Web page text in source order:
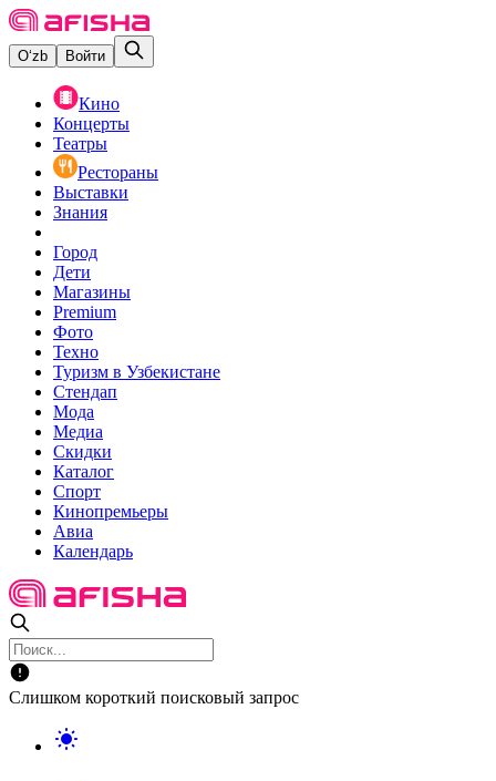
O‘zb Войти
Кино
Концерты
Театры
Рестораны
Выставки
Знания
Город
Дети
Магазины
Premium
Фото
Техно
Туризм в Узбекистане
Стендап
Мода
Медиа
Скидки
Каталог
Спорт
Кинопремьеры
Авиа
Календарь
Слишком короткий поисковый запрос